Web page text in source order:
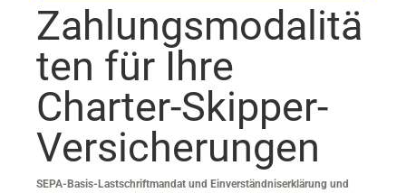
Zahlungsmodalitä
ten für Ihre
Charter-Skipper-
Versicherungen
SEPA-Basis-Lastschriftmandat und Einverständniserklärung und